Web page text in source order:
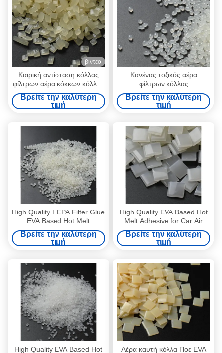
βίντεο
Καιρική αντίσταση κόλλας
φίλτρων αέρα κόκκων κόλλας
λειωμένων μετάλλων της EVA
καυτή
Βρείτε την καλύτερη
τιμή
Κανένας τοξικός αέρα
φίλτρων κόλλας
συγκολλητικός 25kg της EVA
καυτός άσπρος κίτρινος
λειωμένων μετάλλων
Βρείτε την καλύτερη
τιμή
High Quality HEPA Filter Glue
EVA Based Hot Melt
Adhesive for Car Air Filter
Transparent
Βρείτε την καλύτερη
τιμή
High Quality EVA Based Hot
Melt Adhesive for Car Air
Filter Transparent HEPA
Filter Glue
Βρείτε την καλύτερη
τιμή
High Quality EVA Based Hot
Αέρα καυτή κόλλα Ποε EVA